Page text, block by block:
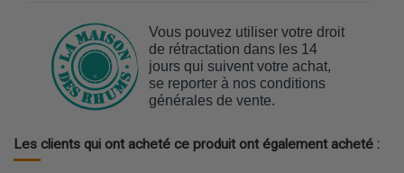
Vous pouvez utiliser votre droit
de rétractation dans les 14
jours qui suivent votre achat,
se reporter à nos conditions
générales de vente.
Les clients qui ont acheté ce produit ont également acheté :